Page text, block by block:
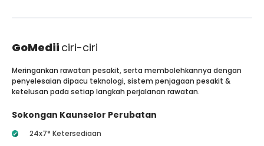
GoMedii ciri-ciri
Meringankan rawatan pesakit, serta membolehkannya dengan
penyelesaian dipacu teknologi, sistem penjagaan pesakit &
ketelusan pada setiap langkah perjalanan rawatan.
Sokongan Kaunselor Perubatan
24x7* Ketersediaan